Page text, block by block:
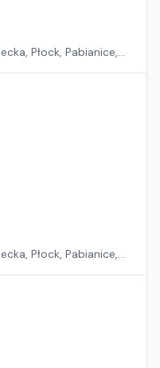
Płock, Pabianice,
Płock, Pabianice,